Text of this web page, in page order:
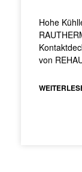
Hohe
von